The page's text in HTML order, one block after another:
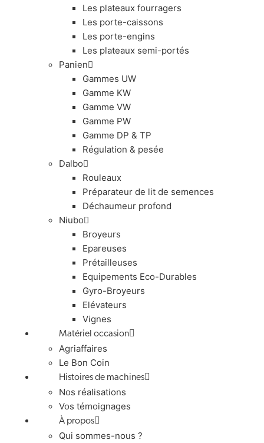
Les plateaux fourragers
Les porte-caissons
Les porte-engins
Les plateaux semi-portés
Panien
Gammes UW
Gamme KW
Gamme VW
Gamme PW
Gamme DP & TP
Régulation & pesée
Dalbo
Rouleaux
Préparateur de lit de semences
Déchaumeur profond
Niubo
Broyeurs
Epareuses
Prétailleuses
Equipements Eco-Durables
Gyro-Broyeurs
Elévateurs
Vignes
Matériel occasion
Agriaffaires
Le Bon Coin
Histoires de machines
Nos réalisations
Vos témoignages
À propos
Qui sommes-nous ?